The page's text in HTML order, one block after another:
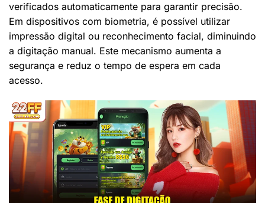
verificados automaticamente para garantir precisão.
Em dispositivos com biometria, é possível utilizar
impressão digital ou reconhecimento facial, diminuindo
a digitação manual. Este mecanismo aumenta a
segurança e reduz o tempo de espera em cada
acesso.